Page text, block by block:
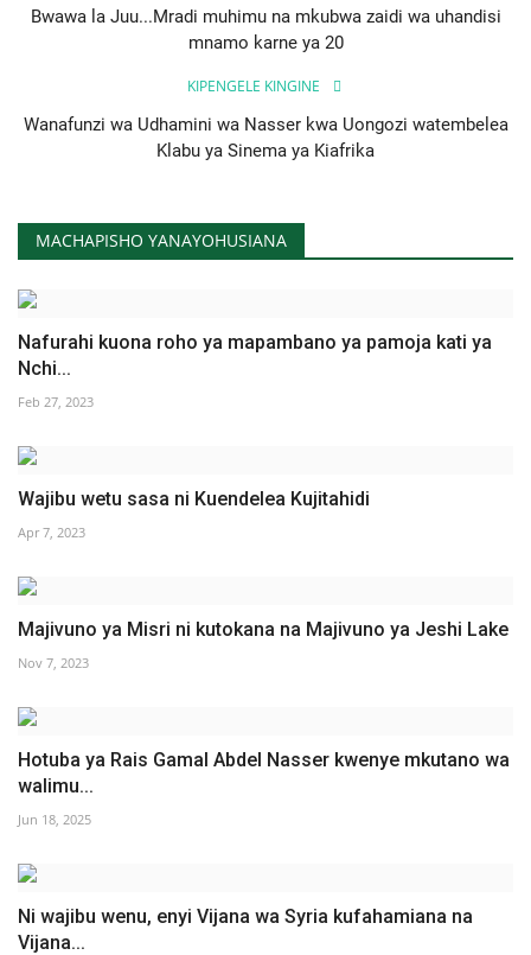
Bwawa la Juu...Mradi muhimu na mkubwa zaidi wa uhandisi
mnamo karne ya 20
KIPENGELE KINGINE
Wanafunzi wa Udhamini wa Nasser kwa Uongozi watembelea
Klabu ya Sinema ya Kiafrika
MACHAPISHO YANAYOHUSIANA
Nafurahi kuona roho ya mapambano ya pamoja kati ya
Nchi...
Feb 27, 2023
Wajibu wetu sasa ni Kuendelea Kujitahidi
Apr 7, 2023
Majivuno ya Misri ni kutokana na Majivuno ya Jeshi Lake
Nov 7, 2023
Hotuba ya Rais Gamal Abdel Nasser kwenye mkutano wa
walimu...
Jun 18, 2025
Ni wajibu wenu, enyi Vijana wa Syria kufahamiana na
Vijana...